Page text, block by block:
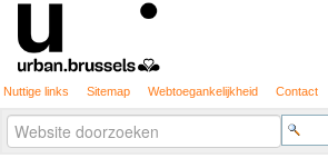
Nuttige links Sitemap Webtoegankelijkheid Contact
Zoek
Geavanceerd
zoeken...